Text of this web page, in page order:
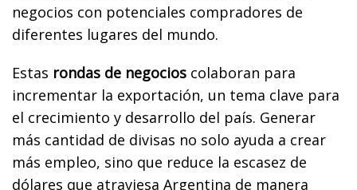
negocios con potenciales compradores de
diferentes lugares del mundo.
Estas rondas de negocios colaboran para
incrementar la exportación, un tema clave para
el crecimiento y desarrollo del país. Generar
más cantidad de divisas no solo ayuda a crear
más empleo, sino que reduce la escasez de
dólares que atraviesa Argentina de manera